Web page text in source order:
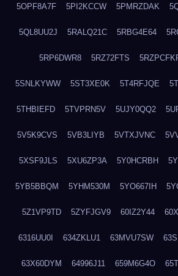
5OPF8A7F 5PI2KCCW 5PMRZDAK
5QL8UU2J 5RALQ21C 5RBG4E64
5RP6DWR8 5RZ72FTS
5SNLKYWW 5ST3XE0K 5T4RFJQE
5THBIEFD 5TVPRN5V 5UJY0QQ2
5V5K9CVS 5VB3LIYB 5VTXJVNC
5XSF9JLS 5XU6ZP3A 5Y0HCRBH
5YB5BBQM 5YHM530M 5YO667IH
5Z1VP9TD 5ZYFJGV9 60IZ2Y44
6316UU0I 634ZKLU1 63MVU7SW
63X60DYM 64996J11 659M6G4O